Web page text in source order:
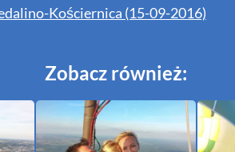
Kościernica (15-09-2016)
Zobacz również: